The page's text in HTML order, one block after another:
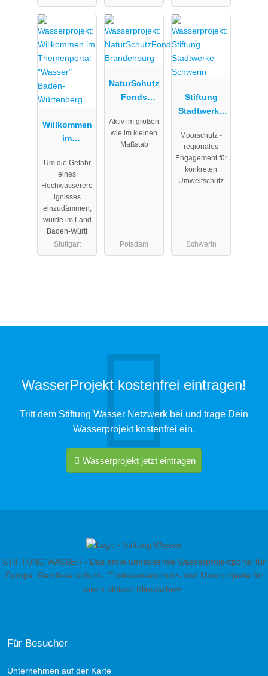
Willkommen
im
al "Wasser"
Baden-
Würtenberg
Um die Gefahr
eines
Hochwasserere
ignisses
einzudämmen,
wurde im Land
Baden-Württ
Stuttgart
NaturSchutz
Fonds
g
Aktiv im großen
wie im kleinen
Maßstab
Potsdam
Stiftung
Stadtwerke
Moorschutz -
regionales
Engagement für
konkreten
Umweltschutz
Schwerin
WasserProjekt kostenfrei eintragen!
Tritt dem Stiftung Wasser Netzwerk bei und trage Dein
Wasserprojekt kostenfrei ein.
Wasserprojekt jetzt eintragen
STIFTUNG WASSER - Das erste umfassende Wasserprojektportal für
Europa. Gewässerschutz-, Trinkwasserschutz- und Moorprojekte für
einen aktiven Klimaschutz.
Für Besucher
Unternehmen auf der Karte